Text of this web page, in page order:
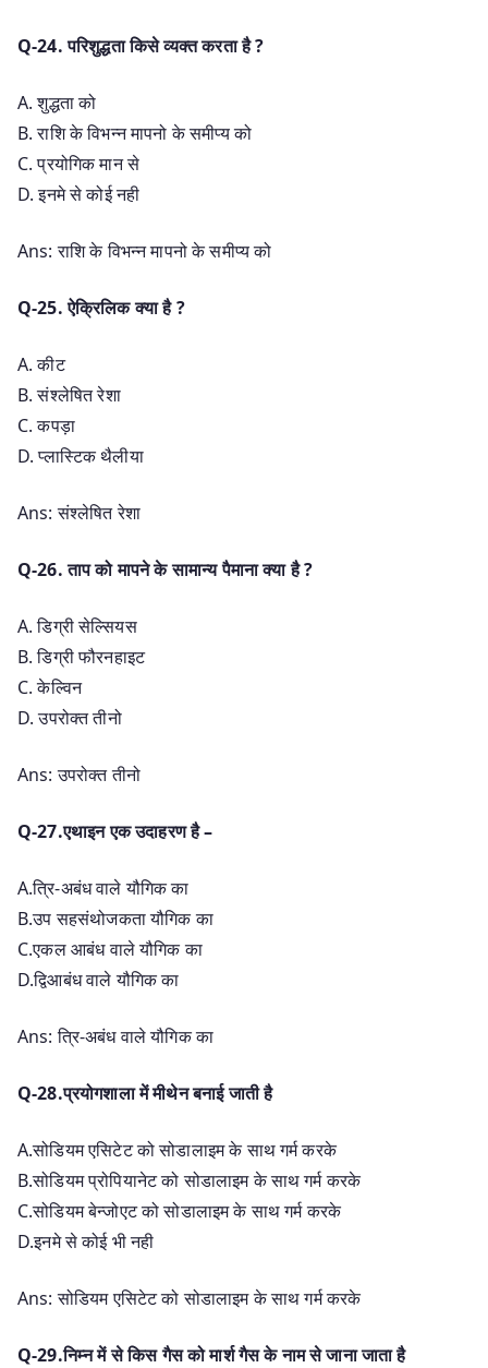
Q-24. परिशुद्धता किसे व्यक्त करता है ?
A. शुद्धता को
B. राशि के विभन्न मापनो के समीप्य को
C. प्रयोगिक मान से
D. इनमे से कोई नही
Ans: राशि के विभन्न मापनो के समीप्य को
Q-25. ऐक्रिलिक क्या है ?
A. कीट
B. संश्लेषित रेशा
C. कपड़ा
D. प्लास्टिक थैलीया
Ans: संश्लेषित रेशा
Q-26. ताप को मापने के सामान्य पैमाना क्या है ?
A. डिग्री सेल्सियस
B. डिग्री फौरनहाइट
C. केल्विन
D. उपरोक्त तीनो
Ans: उपरोक्त तीनो
Q-27.एथाइन एक उदाहरण है –
A.त्रि-अबंध वाले यौगिक का
B.उप सहसंथोजकता यौगिक का
C.एकल आबंध वाले यौगिक का
D.द्विआबंध वाले यौगिक का
Ans: त्रि-अबंध वाले यौगिक का
Q-28.प्रयोगशाला में मीथेन बनाई जाती है
A.सोडियम एसिटेट को सोडालाइम के साथ गर्म करके
B.सोडियम प्रोपियानेट को सोडालाइम के साथ गर्म करके
C.सोडियम बेन्जोएट को सोडालाइम के साथ गर्म करके
D.इनमे से कोई भी नही
Ans: सोडियम एसिटेट को सोडालाइम के साथ गर्म करके
Q-29.निम्न में से किस गैस को मार्श गैस के नाम से जाना जाता है